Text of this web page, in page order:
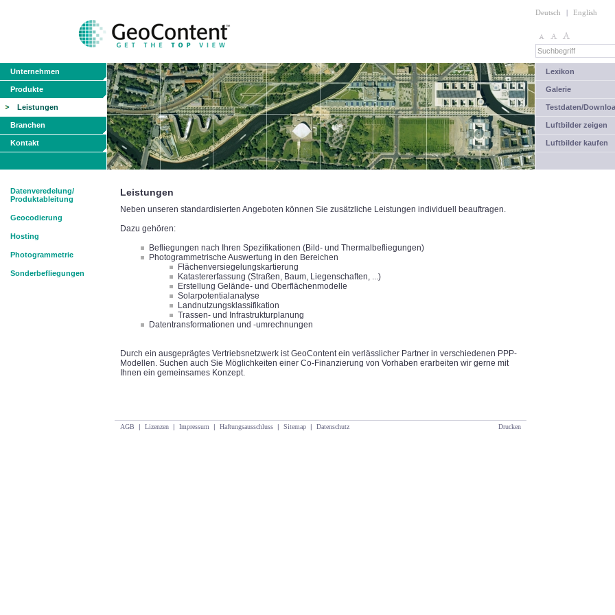
Deutsch | English
Unternehmen
Produkte
Leistungen
Branchen
Kontakt
Lexikon
Galerie
Testdaten/
Luftbilder zeigen
Luftbilder kaufen
Datenveredelung/
Produktableitung
Geocodierung
Hosting
Photogrammetrie
Sonderbefliegungen
Leistungen
Neben unseren standardisierten Angeboten können Sie zusätzliche Leistungen individuell beauftragen.
Dazu gehören:
Befliegungen nach Ihren Spezifikationen (Bild- und Thermalbefliegungen)
Photogrammetrische Auswertung in den Bereichen
Flächenversiegelungskartierung
Katastererfassung (Straßen, Baum, Liegenschaften, ...)
Erstellung Gelände- und Oberflächenmodelle
Solarpotentialanalyse
Landnutzungsklassifikation
Trassen- und Infrastrukturplanung
Datentransformationen und -umrechnungen
Durch ein ausgeprägtes Vertriebsnetzwerk ist GeoContent ein verlässlicher Partner in verschiedenen PPP-
Modellen. Suchen auch Sie Möglichkeiten einer Co-Finanzierung von Vorhaben erarbeiten wir gerne mit
Ihnen ein gemeinsames Konzept.
AGB | Lizenzen | Impressum | Haftungsausschluss | Sitemap | Datenschutz Drucken